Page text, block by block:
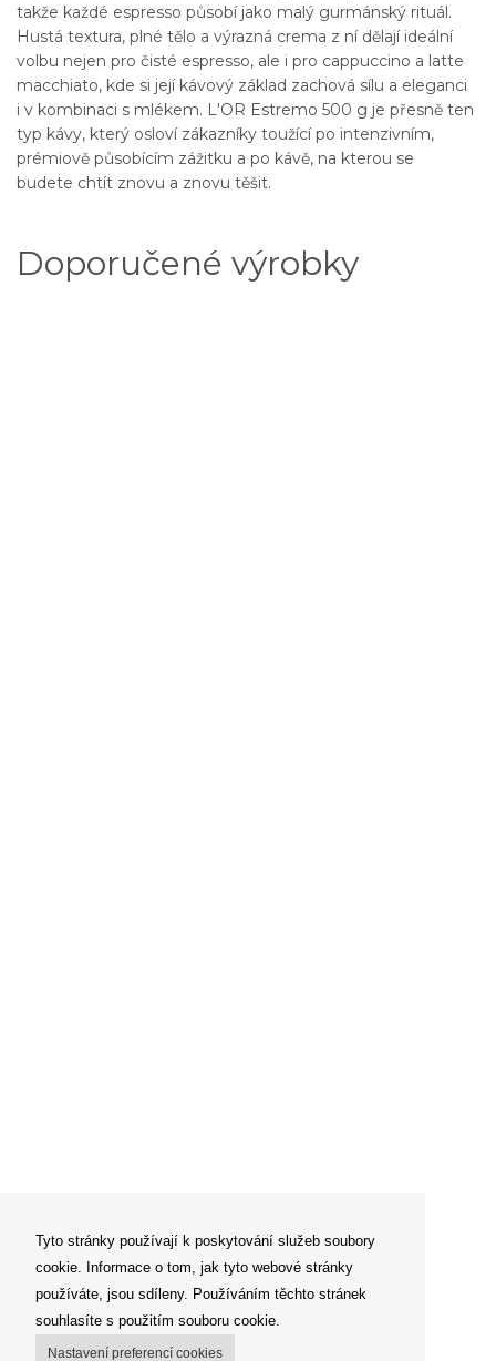
Tyto stránky používají k poskytování služeb soubory
cookie. Informace o tom, jak tyto webové stránky
používáte, jsou sdíleny. Používáním těchto stránek
souhlasíte s použitím souboru cookie.
Nastavení preferencí cookies
takže každé espresso působí jako malý gurmánský rituál.
Hustá textura, plné tělo a výrazná crema z ní dělají ideální
volbu nejen pro čisté espresso, ale i pro cappuccino a latte
macchiato, kde si její kávový základ zachová sílu a eleganci
i v kombinaci s mlékem. L'OR Estremo 500 g je přesně ten
typ kávy, který osloví zákazníky toužící po intenzivním,
prémiově působícím zážitku a po kávě, na kterou se
budete chtít znovu a znovu těšit.
Doporučené výrobky